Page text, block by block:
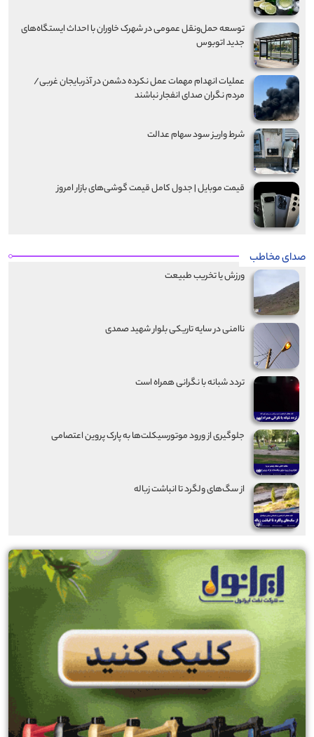
توسعه حمل‌ونقل عمومی در شهرک خاوران با احداث ایستگاه‌های
جدید اتوبوس
عملیات انهدام مهمات عمل نکرده دشمن در آذربایجان‌ غربی/
مردم نگران صدای انفجار نباشند
شرط واریز سود سهام عدالت
قیمت موبایل‌ | جدول کامل قیمت گوشی‌های بازار امروز
صدای مخاطب
ورزش یا تخریب طبیعت
ناامنی در سایه تاریکی بلوار شهید صمدی
تردد شبانه با نگرانی همراه است
جلوگیری از ورود موتورسیکلت‌ها به پارک پروین اعتصامی
از سگ‌های ولگرد تا انباشت زباله